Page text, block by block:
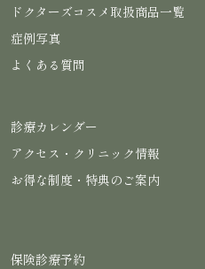
ドクターズコスメ取扱商品一覧
症例写真
よくある質問
診療カレンダー
アクセス・クリニック情報
お得な制度・特典のご案内
保険診療予約